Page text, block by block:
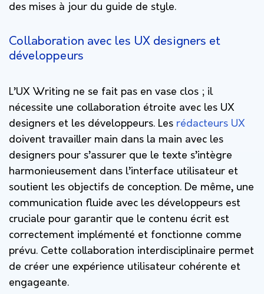
des mises à jour du guide de style.
Collaboration avec les UX designers et
développeurs
L’UX Writing ne se fait pas en vase clos ; il
nécessite une collaboration étroite avec les UX
designers et les développeurs. Les rédacteurs UX
doivent travailler main dans la main avec les
designers pour s’assurer que le texte s’intègre
harmonieusement dans l’interface utilisateur et
soutient les objectifs de conception. De même, une
communication fluide avec les développeurs est
cruciale pour garantir que le contenu écrit est
correctement implémenté et fonctionne comme
prévu. Cette collaboration interdisciplinaire permet
de créer une expérience utilisateur cohérente et
engageante.